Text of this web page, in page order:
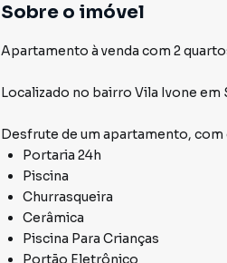
Sobre o imóvel
Apartamento à venda com 2
Localizado no bairro Vila Ivone em
Desfrute de um apartamento,
Portaria 24h
Piscina
Churrasqueira
Cerâmica
Piscina Para Crianças
Portão Eletrônico